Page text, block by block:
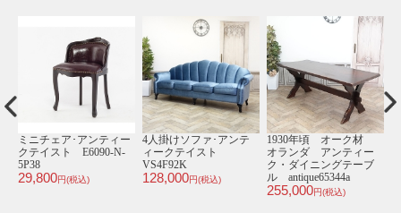
3人掛けソファ･アンテ
ィークテイスト
VCB3L914K
189,000円(税込)
1人掛けソファ･アンテ
ィークテイスト
VL1F221K
48,800円(税込)
1人掛けソファ･アンテ
ィークテイスト
VC1F220PW
44,800円(税込)